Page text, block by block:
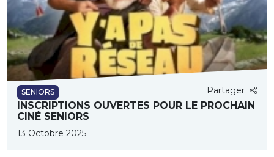
SENIORS Partager
INSCRIPTIONS OUVERTES POUR LE PROCHAIN
CINÉ SENIORS
13 Octobre 2025